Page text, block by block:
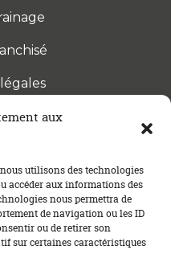
aux
utilisons des technologies
accéder aux informations des
nous permettra de
de navigation ou les ID
ou de retirer son
sur certaines caractéristiques
pour être tenu au
concernant le
!